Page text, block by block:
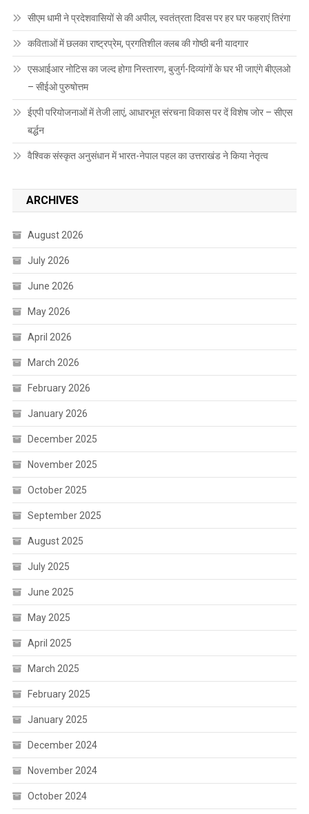
सीएम धामी ने प्रदेशवासियों से की अपील, स्वतंत्रता दिवस पर हर घर फहराएं तिरंगा
कविताओं में छलका राष्ट्रप्रेम, प्रगतिशील क्लब की गोष्ठी बनी यादगार
एसआईआर नोटिस का जल्द होगा निस्तारण, बुजुर्ग-दिव्यांगों के घर भी जाएंगे बीएलओ
– सीईओ पुरुषोत्तम
ईएपी परियोजनाओं में तेजी लाएं, आधारभूत संरचना विकास पर दें विशेष जोर – सीएस
बर्द्धन
वैश्विक संस्कृत अनुसंधान में भारत-नेपाल पहल का उत्तराखंड ने किया नेतृत्व
ARCHIVES
August 2026
July 2026
June 2026
May 2026
April 2026
March 2026
February 2026
January 2026
December 2025
November 2025
October 2025
September 2025
August 2025
July 2025
June 2025
May 2025
April 2025
March 2025
February 2025
January 2025
December 2024
November 2024
October 2024